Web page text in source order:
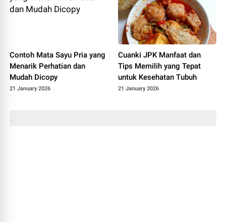
Contoh Mata Sayu Pria yang
Menarik Perhatian dan
Mudah Dicopy
21 January 2026
Cuanki JPK Manfaat dan
Tips Memilih yang Tepat
untuk Kesehatan Tubuh
21 January 2026